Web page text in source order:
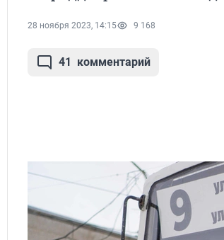
28 ноября 2023, 14:15 9 168
41 комментарий